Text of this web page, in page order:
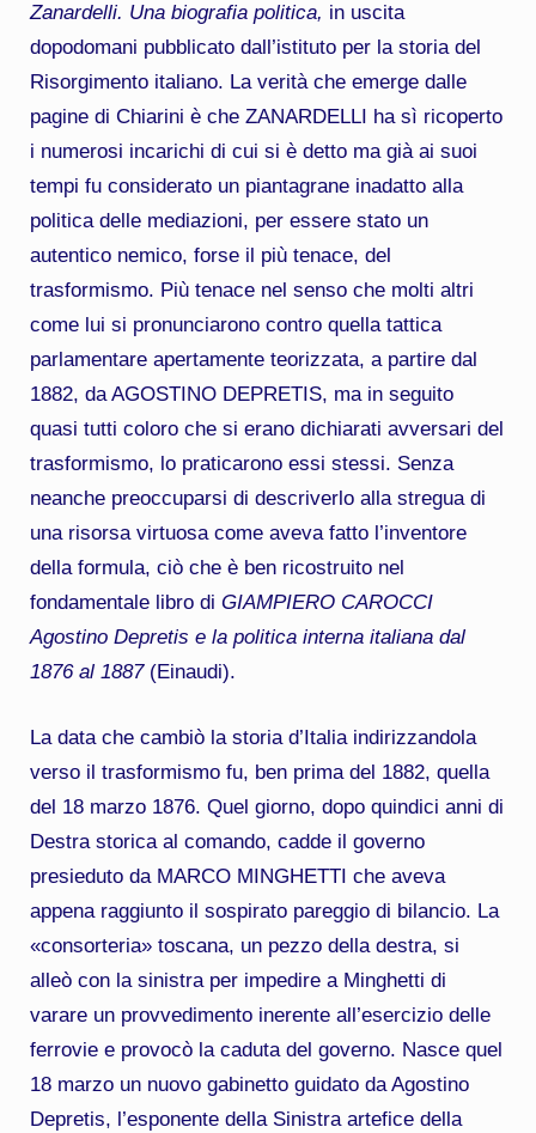
Zanardelli. Una biografia politica, in uscita
dopodomani pubblicato dall’istituto per la storia del
Risorgimento italiano. La verità che emerge dalle
pagine di Chiarini è che ZANARDELLI ha sì ricoperto
i numerosi incarichi di cui si è detto ma già ai suoi
tempi fu considerato un piantagrane inadatto alla
politica delle mediazioni, per essere stato un
autentico nemico, forse il più tenace, del
trasformismo. Più tenace nel senso che molti altri
come lui si pronunciarono contro quella tattica
parlamentare apertamente teorizzata, a partire dal
1882, da AGOSTINO DEPRETIS, ma in seguito
quasi tutti coloro che si erano dichiarati avversari del
trasformismo, lo praticarono essi stessi. Senza
neanche preoccuparsi di descriverlo alla stregua di
una risorsa virtuosa come aveva fatto l’inventore
della formula, ciò che è ben ricostruito nel
fondamentale libro di GIAMPIERO CAROCCI
Agostino Depretis e la politica interna italiana dal
1876 al 1887 (Einaudi).
La data che cambiò la storia d’Italia indirizzandola
verso il trasformismo fu, ben prima del 1882, quella
del 18 marzo 1876. Quel giorno, dopo quindici anni di
Destra storica al comando, cadde il governo
presieduto da MARCO MINGHETTI che aveva
appena raggiunto il sospirato pareggio di bilancio. La
«consorteria» toscana, un pezzo della destra, si
alleò con la sinistra per impedire a Minghetti di
varare un provvedimento inerente all’esercizio delle
ferrovie e provocò la caduta del governo. Nasce quel
18 marzo un nuovo gabinetto guidato da Agostino
Depretis, l’esponente della Sinistra artefice della